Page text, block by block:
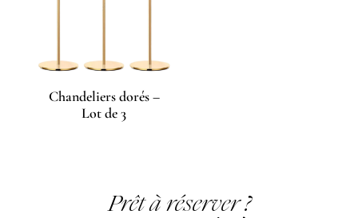
Chandeliers dorés –
Lot de 3
Prêt à réserver ?